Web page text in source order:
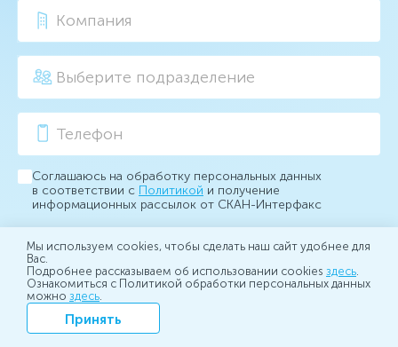
Соглашаюсь на обработку персональных данных
в соответствии с Политикой и получение
информационных рассылок от СКАН-Интерфакс
Отправить заявку
Мы используем cookies, чтобы сделать наш сайт удобнее для
Вас.
Подробнее рассказываем об использовании cookies здесь.
Ознакомиться с Политикой обработки персональных данных
можно здесь.
Принять